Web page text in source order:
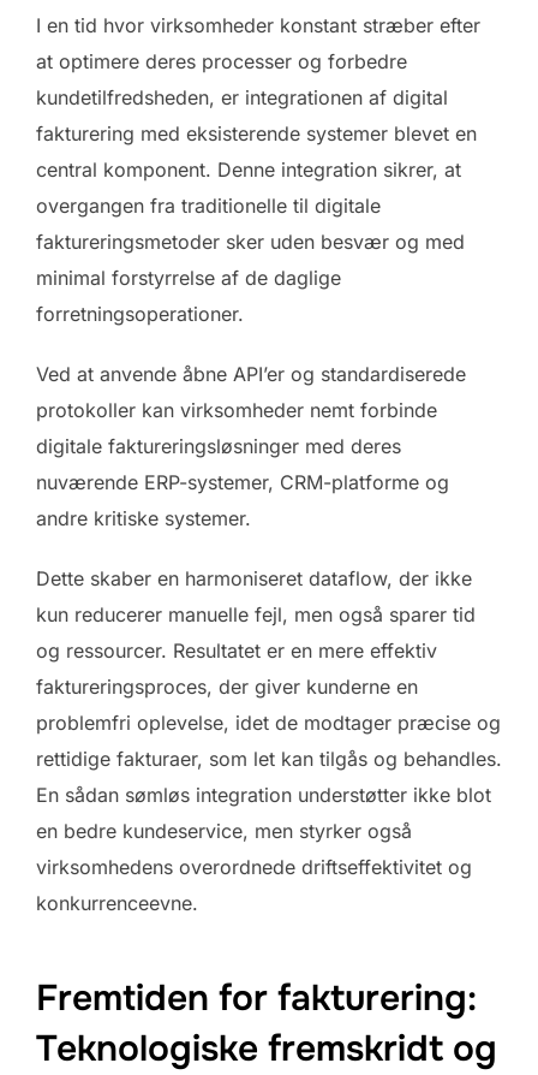
I en tid hvor virksomheder konstant stræber efter
at optimere deres processer og forbedre
kundetilfredsheden, er integrationen af digital
fakturering med eksisterende systemer blevet en
central komponent. Denne integration sikrer, at
overgangen fra traditionelle til digitale
faktureringsmetoder sker uden besvær og med
minimal forstyrrelse af de daglige
forretningsoperationer.
Ved at anvende åbne API’er og standardiserede
protokoller kan virksomheder nemt forbinde
digitale faktureringsløsninger med deres
nuværende ERP-systemer, CRM-platforme og
andre kritiske systemer.
Dette skaber en harmoniseret dataflow, der ikke
kun reducerer manuelle fejl, men også sparer tid
og ressourcer. Resultatet er en mere effektiv
faktureringsproces, der giver kunderne en
problemfri oplevelse, idet de modtager præcise og
rettidige fakturaer, som let kan tilgås og behandles.
En sådan sømløs integration understøtter ikke blot
en bedre kundeservice, men styrker også
virksomhedens overordnede driftseffektivitet og
konkurrenceevne.
Fremtiden for fakturering:
Teknologiske fremskridt og